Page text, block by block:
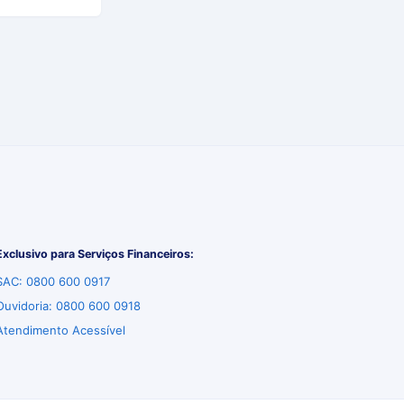
para Serviços Financeiros:
0800 600 0917
0800 600 0918
Acessível